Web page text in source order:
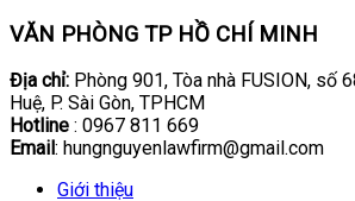
VĂN PHÒNG TP HỒ CHÍ MINH
Địa chỉ: Phòng 901, Tòa nhà FUSION, số
Huệ, P. Sài Gòn, TPHCM
Hotline : 0967 811 669
Email : hungnguyenlawfirm@gmail.com
Giới thiệu